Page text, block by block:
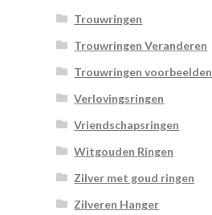
Trouwringen
Trouwringen Veranderen
Trouwringen voorbeelden
Verlovingsringen
Vriendschapsringen
Witgouden Ringen
Zilver met goud ringen
Zilveren Hanger